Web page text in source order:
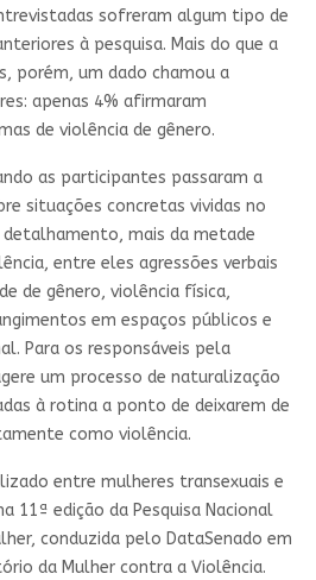
sofreram algum tipo de
à pesquisa. Mais do que a
porém, um dado chamou a
apenas 4% afirmaram
de violência de gênero.
as participantes passaram a
situações concretas vividas no
mais da metade
entre eles agressões verbais
de gênero, violência física,
em espaços públicos e
Para os responsáveis pela
um processo de naturalização
à rotina a ponto de deixarem de
como violência.
entre mulheres transexuais e
11ª edição da Pesquisa Nacional
conduzida pelo DataSenado em
da Mulher contra a Violência.